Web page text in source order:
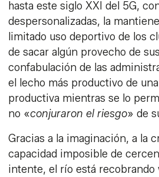
hasta este siglo XXI del 5G,
despersonalizadas, la
limitado uso deportivo de los
de sacar algún provecho de
confabulación de las
el lecho más productivo de
productiva mientras se lo
no «conjuraron el riesgo» de
Gracias a la imaginación, a la
capacidad imposible de
intente, el río está recobrando